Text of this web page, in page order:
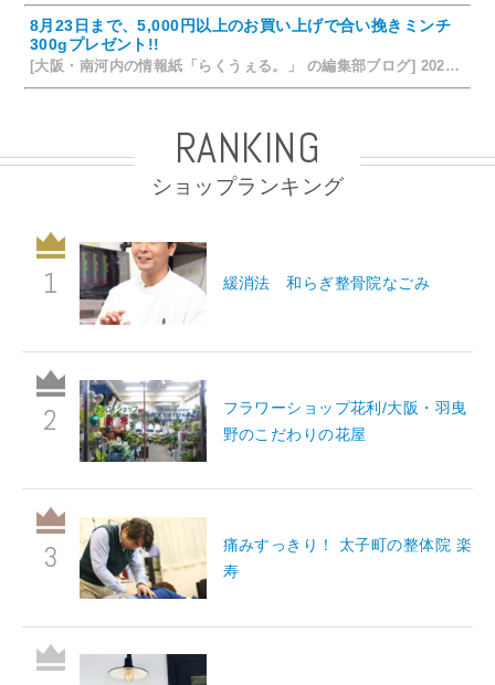
8月23日まで、5,000円以上のお買い上げで合い挽きミンチ
300gプレゼント!!
[大阪・南河内の情報紙「らくうぇる。」 の編集部ブログ] 2026/07/24 15:31
RANKING
ショップランキング
緩消法 和らぎ整骨院なごみ
フラワーショップ花利/大阪・羽曳
野のこだわりの花屋
痛みすっきり！ 太子町の整体院 楽
寿